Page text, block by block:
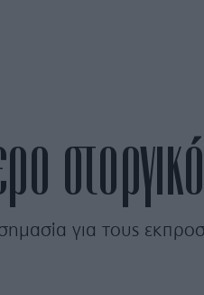
για τους